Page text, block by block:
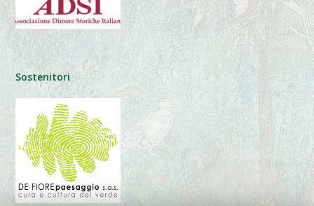
Sostenitori